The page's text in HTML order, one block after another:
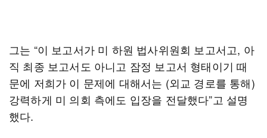
그는 “이 보고서가 미 하원 법사위원회 보고서고, 아
직 최종 보고서도 아니고 잠정 보고서 형태이기 때
문에 저희가 이 문제에 대해서는 (외교 경로를 통해)
강력하게 미 의회 측에도 입장을 전달했다”고 설명
했다.